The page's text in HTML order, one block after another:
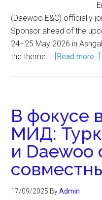
(Daewoo E&C) officially
Sponsor ahead of the
24–25 May 2026 in
the theme … [Read more...]
В фокусе
МИД:
и
17/09/2025 ByAdmin